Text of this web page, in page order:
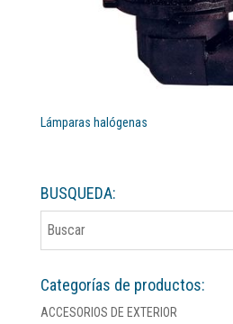
Lámparas halógenas
BUSQUEDA:
Categorías de productos:
ACCESORIOS DE EXTERIOR